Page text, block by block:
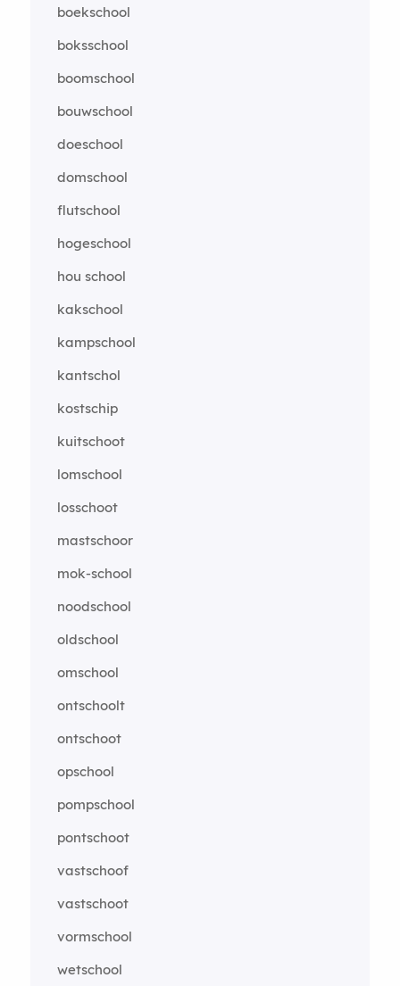
boekschool
boksschool
boomschool
bouwschool
doeschool
domschool
flutschool
hogeschool
hou school
kakschool
kampschool
kantschol
kostschip
kuitschoot
lomschool
losschoot
mastschoor
mok-school
noodschool
oldschool
omschool
ontschoolt
ontschoot
opschool
pompschool
pontschoot
vastschoof
vastschoot
vormschool
wetschool